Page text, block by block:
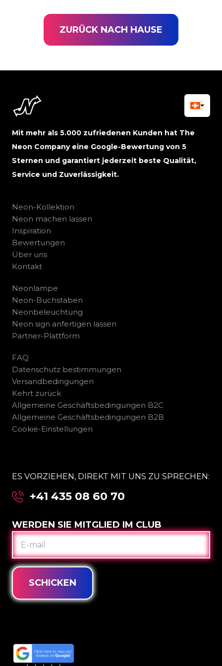
ZURÜCK NACH HAUSE
Mit mehr als 5.000 zufriedenen Kunden hat The
Neon Company eine Google-Bewertung von 5
Sternen und garantiert jederzeit beste Qualität,
Service und Zuverlässigkeit.
Neon-Kollektion
Neon machen lassen
Inspiration
Bewertungen
Über uns
Kontakt
Neonlampe
Neon-Buchstaben
Neonbeleuchtung
Neon sign anfertigen lassen
Partner-Plattform
FAQ
Datenschutz bestimmungen
Versandbedingungen
Kehrt zurück
Allgemeine Geschäftsbedingungen B2C
Allgemeine Geschäftsbedingungen B2B
Cookie-Einstellungen
ES VORZIEHEN, DIREKT MIT UNS ZU SPRECHEN:
+41 435 08 60 70
WERDEN SIE MITGLIED IM CLUB
E-
MAIL
SCHICKEN